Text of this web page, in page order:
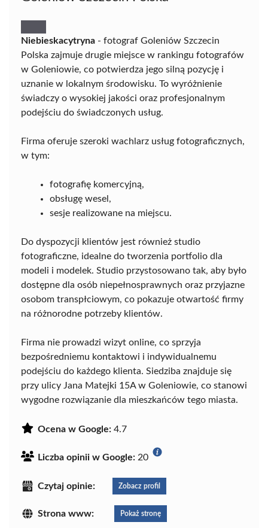
Niebieskacytryna - fotograf Goleniów Szczecin
Polska zajmuje drugie miejsce w rankingu fotografów
w Goleniowie, co potwierdza jego silną pozycję i
uznanie w lokalnym środowisku. To wyróżnienie
świadczy o wysokiej jakości oraz profesjonalnym
podejściu do świadczonych usług.
Firma oferuje szeroki wachlarz usług fotograficznych,
w tym:
fotografię komercyjną,
obsługę wesel,
sesje realizowane na miejscu.
Do dyspozycji klientów jest również studio
fotograficzne, idealne do tworzenia portfolio dla
modeli i modelek. Studio przystosowano tak, aby było
dostępne dla osób niepełnosprawnych oraz przyjazne
osobom transpłciowym, co pokazuje otwartość firmy
na różnorodne potrzeby klientów.
Firma nie prowadzi wizyt online, co sprzyja
bezpośredniemu kontaktowi i indywidualnemu
podejściu do każdego klienta. Siedziba znajduje się
przy ulicy Jana Matejki 15A w Goleniowie, co stanowi
wygodne rozwiązanie dla mieszkańców tego miasta.
Ocena w Google: 4.7
Liczba opinii w Google: 20
Czytaj opinie: Zobacz profil
Strona www: Pokaż stronę